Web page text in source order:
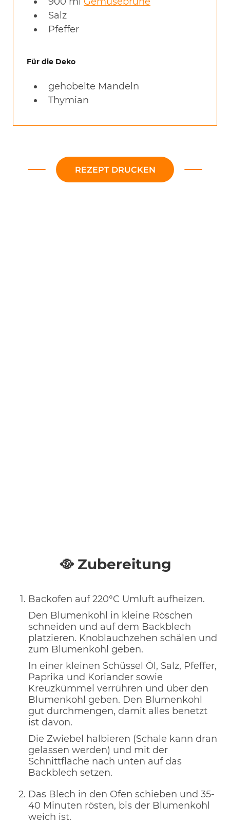
Salz
Pfeffer
Für die Deko
gehobelte Mandeln
Thymian
REZEPT DRUCKEN
🥘 Zubereitung
Backofen auf 220°C Umluft aufheizen.
Den Blumenkohl in kleine Röschen
schneiden und auf dem Backblech
platzieren. Knoblauchzehen schälen und
zum Blumenkohl geben.
In einer kleinen Schüssel Öl, Salz, Pfeffer,
Paprika und Koriander sowie
Kreuzkümmel verrühren und über den
Blumenkohl geben. Den Blumenkohl
gut durchmengen, damit alles benetzt
ist davon.
Die Zwiebel halbieren (Schale kann dran
gelassen werden) und mit der
Schnittfläche nach unten auf das
Backblech setzen.
Das Blech in den Ofen schieben und 35-
40 Minuten rösten, bis der Blumenkohl
weich ist.